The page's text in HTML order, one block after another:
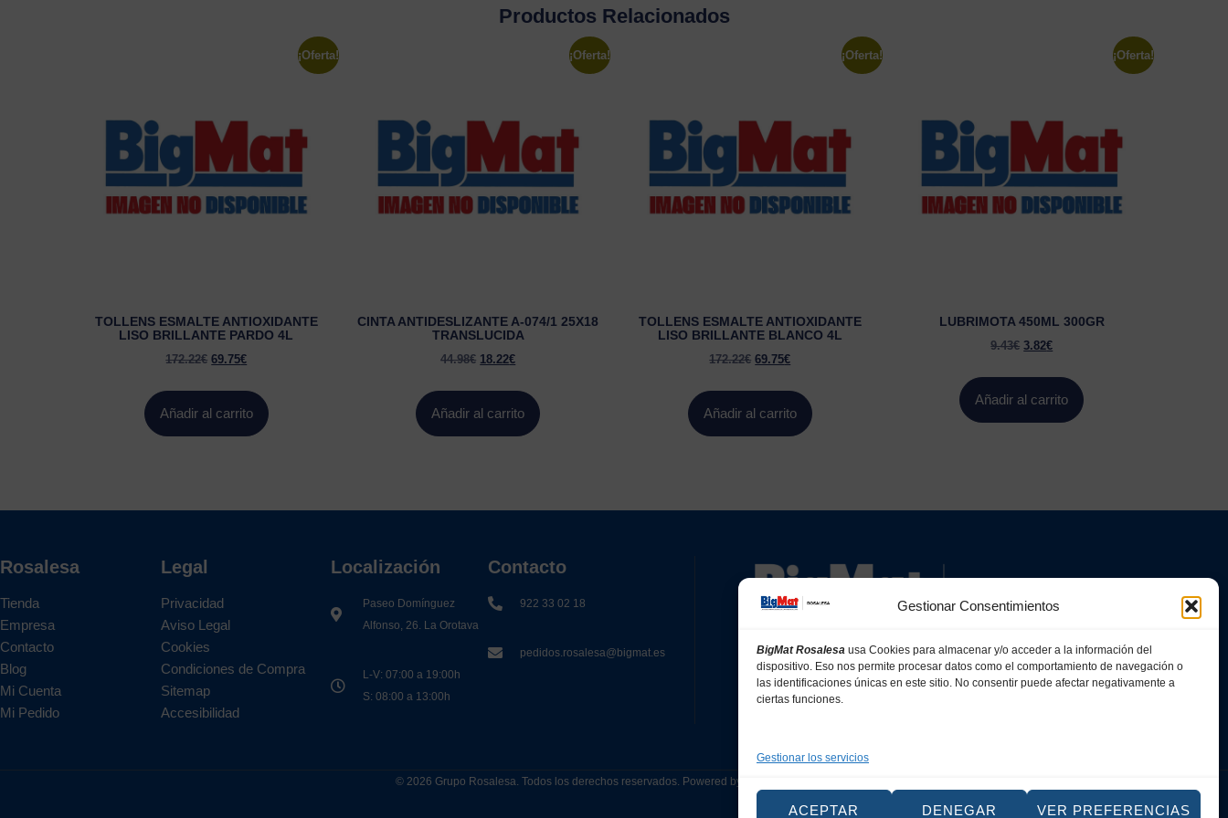
Gestionar Consentimientos
BigMat Rosalesa usa Cookies para almacenar y/o acceder a la información del
dispositivo. Eso nos permite procesar datos como el comportamiento de navegación o
las identificaciones únicas en este sitio. No consentir puede afectar negativamente a
ciertas funciones.
Gestionar los servicios
ACEPTAR DENEGAR VER PREFERENCIAS
Productos Relacionados
¡Oferta!
TOLLENS ESMALTE ANTIOXIDANTE
LISO BRILLANTE PARDO 4L
172.22€ 69.75€
Añadir al carrito
¡Oferta!
CINTA ANTIDESLIZANTE A-074/1 25X18
TRANSLUCIDA
44.98€ 18.22€
Añadir al carrito
¡Oferta!
TOLLENS ESMALTE ANTIOXIDANTE
LISO BRILLANTE BLANCO 4L
172.22€ 69.75€
Añadir al carrito
¡Oferta!
LUBRIMOTA 450ML 300GR
9.43€ 3.82€
Añadir al carrito
Rosalesa
Tienda
Empresa
Contacto
Blog
Mi Cuenta
Mi Pedido
Legal
Privacidad
Aviso Legal
Cookies
Condiciones de Compra
Sitemap
Accesibilidad
Localización
Paseo Domínguez
Alfonso, 26. La Orotava
L-V: 07:00 a 19:00h
S: 08:00 a 13:00h
Contacto
922 33 02 18
pedidos.rosalesa@bigmat.es
© 2026 Grupo Rosalesa. Todos los derechos reservados. Powered by